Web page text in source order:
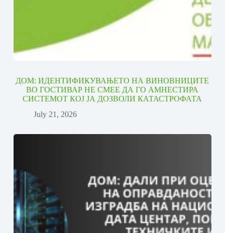
ДОМ: ИДЕНТИФИКУВАЊЕТО НА ВИНОВНИЦИТЕ
ВО ГОСТИВАР НЕ СМЕЕ ДА ГО АМНЕСТИРА
СИСТЕМОТ КОЈ ЈА ДОЗВОЛИ КАТАСТРОФАТА
July 21, 2026